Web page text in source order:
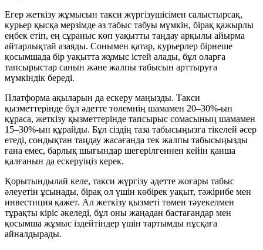
Егер жеткізу жұмысын такси жүргізушісімен салыстырсақ,
курьер қысқа мерзімде аз табыс табуы мүмкін, бірақ қажырлы
еңбек етіп, ең сұраныс көп уақытты таңдау арқылы айырма
айтарлықтай азаяды. Сонымен қатар, курьерлер бірнеше
қосымшада бір уақытта жұмыс істей алады, бұл оларға
тапсырыстар санын және жалпы табысын арттыруға
мүмкіндік береді.
Платформа ақыларын да ескеру маңызды. Такси
қызметтерінде бұл әдетте төлемнің шамамен 20–30%-ын
құраса, жеткізу қызметтерінде тапсырыс сомасының шамамен
15–30%-ын құрайды. Бұл сіздің таза табысыңызға тікелей әсер
етеді, сондықтан таңдау жасағанда тек жалпы табысыңызды
ғана емес, барлық шығындар шегерілгеннен кейін қанша
қалғанын да ескеруіңіз керек.
Қорытындылай келе, такси жүргізу әдетте жоғары табыс
әлеуетін ұсынады, бірақ ол үшін көбірек уақыт, тәжірибе мен
инвестиция қажет. Ал жеткізу қызметі төмен тәуекелмен
тұрақты кіріс әкеледі, бұл оны жаңадан бастағандар мен
қосымша жұмыс іздейтіндер үшін тартымды нұсқаға
айналдырады.